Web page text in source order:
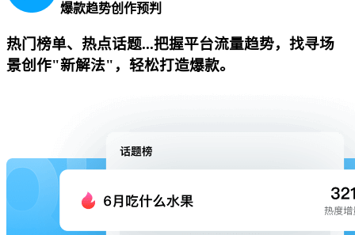
爆款趋势创作预判
热门榜单、热点话题...把握平台流量趋势，找寻场
景创作"新解法"，轻松打造爆款。